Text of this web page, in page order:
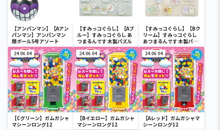
【アンパンマン】【Aアン
パンマン】アンパンマン
顔ボール5号アソート
【すみっコぐらし】【Aブ
ルー】すみっコぐらし あ
つまるんです 木製パズル
【すみっコぐらし】【Bク
リーム】すみっコぐらし
あつまるんです 木製パズ
ル
24.06.04
【Cグリーン】ガムガシャ
マシーンロング12
24.06.04
【Bイエロー】ガムガシャ
マシーンロング12
24.06.04
【Aレッド】ガムガシャマ
シーンロング12